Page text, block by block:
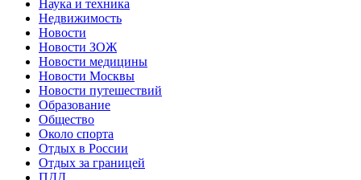
Наука и техника
Недвижимость
Новости
Новости ЗОЖ
Новости медицины
Новости Москвы
Новости путешествий
Образование
Общество
Около спорта
Отдых в России
Отдых за границей
ПДД